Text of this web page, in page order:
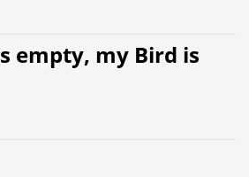
empty, my Bird is